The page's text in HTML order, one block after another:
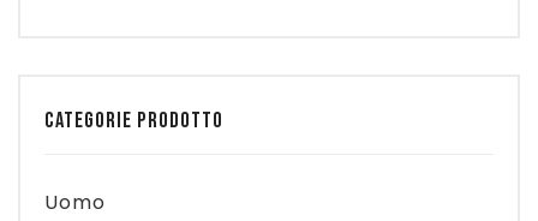
CATEGORIE PRODOTTO
Uomo